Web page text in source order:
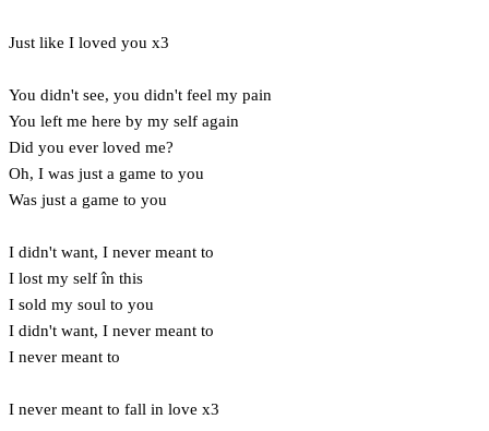
Just like I loved you x3
You didn't see, you didn't feel my pain
You left me here by my self again
Did you ever loved me?
Oh, I was just a game to you
Was just a game to you
I didn't want, I never meant to
I lost my self în this
I sold my soul to you
I didn't want, I never meant to
I never meant to
I never meant to fall in love x3